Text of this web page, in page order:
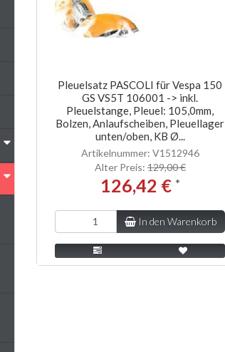
Pleuelsatz PASCOLI für Vespa 150
GS VS5T 106001 -> inkl.
Pleuelstange, Pleuel: 105,0mm,
Bolzen, Anlaufscheiben, Pleuellager
unten/oben, KB Ø...
Artikelnummer: V1512946
Alter Preis:129,00 €
126,42 € *
In den Warenkorb